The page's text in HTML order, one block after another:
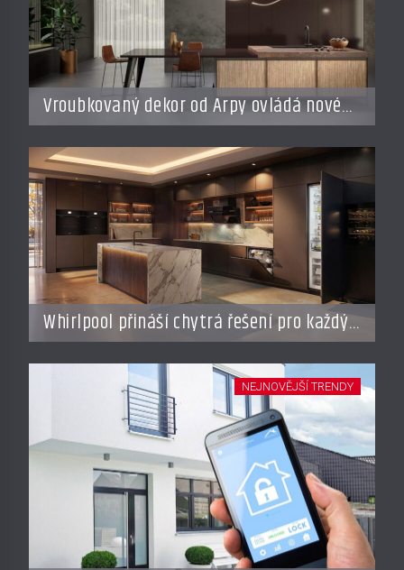
Vroubkovaný dekor od Arpy ovládá nové
interiéry
Whirlpool přináší chytrá řešení pro každý
styl vaření
NEJNOVĚJŠÍ TRENDY